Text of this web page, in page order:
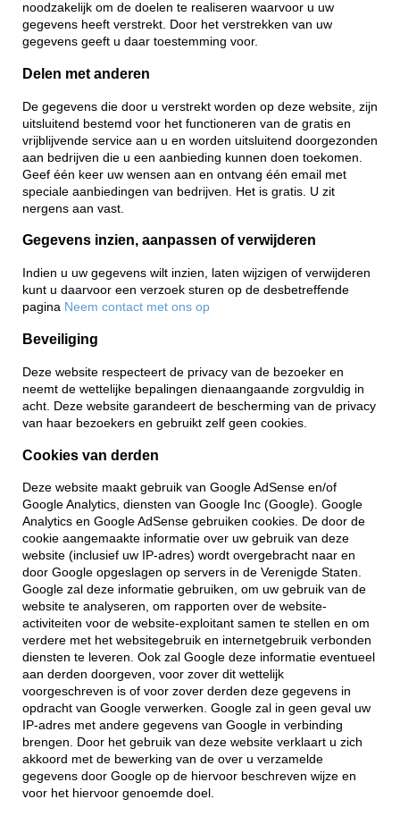
noodzakelijk om de doelen te realiseren waarvoor u uw
gegevens heeft verstrekt. Door het verstrekken van uw
gegevens geeft u daar toestemming voor.
Delen met anderen
De gegevens die door u verstrekt worden op deze website, zijn
uitsluitend bestemd voor het functioneren van de gratis en
vrijblijvende service aan u en worden uitsluitend doorgezonden
aan bedrijven die u een aanbieding kunnen doen toekomen.
Geef één keer uw wensen aan en ontvang één email met
speciale aanbiedingen van bedrijven. Het is gratis. U zit
nergens aan vast.
Gegevens inzien, aanpassen of verwijderen
Indien u uw gegevens wilt inzien, laten wijzigen of verwijderen
kunt u daarvoor een verzoek sturen op de desbetreffende
pagina Neem contact met ons op
Beveiliging
Deze website respecteert de privacy van de bezoeker en
neemt de wettelijke bepalingen dienaangaande zorgvuldig in
acht. Deze website garandeert de bescherming van de privacy
van haar bezoekers en gebruikt zelf geen cookies.
Cookies van derden
Deze website maakt gebruik van Google AdSense en/of
Google Analytics, diensten van Google Inc (Google). Google
Analytics en Google AdSense gebruiken cookies. De door de
cookie aangemaakte informatie over uw gebruik van deze
website (inclusief uw IP-adres) wordt overgebracht naar en
door Google opgeslagen op servers in de Verenigde Staten.
Google zal deze informatie gebruiken, om uw gebruik van de
website te analyseren, om rapporten over de website-
activiteiten voor de website-exploitant samen te stellen en om
verdere met het websitegebruik en internetgebruik verbonden
diensten te leveren. Ook zal Google deze informatie eventueel
aan derden doorgeven, voor zover dit wettelijk
voorgeschreven is of voor zover derden deze gegevens in
opdracht van Google verwerken. Google zal in geen geval uw
IP-adres met andere gegevens van Google in verbinding
brengen. Door het gebruik van deze website verklaart u zich
akkoord met de bewerking van de over u verzamelde
gegevens door Google op de hiervoor beschreven wijze en
voor het hiervoor genoemde doel.